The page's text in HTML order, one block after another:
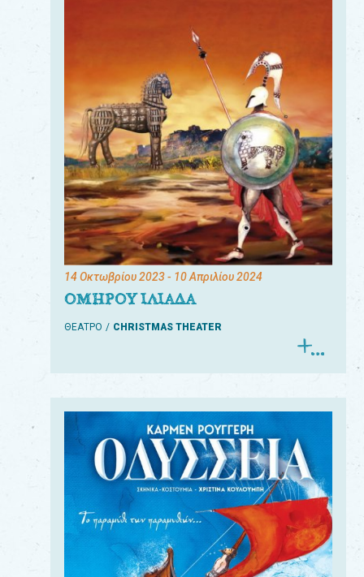
14 Οκτωβρίου 2023- 10 Απριλίου 2024
ΟΜΗΡΟΥ ΙΛΙΑΔΑ
ΘΕΑΤΡΟ CHRISTMAS THEATER